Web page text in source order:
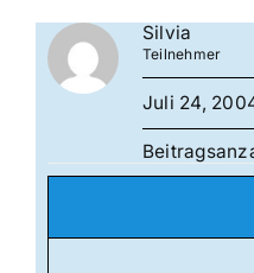
Silvia
Teilnehmer
Juli 24,